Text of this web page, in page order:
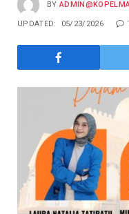
BY
UPDATED: 05/23/2026